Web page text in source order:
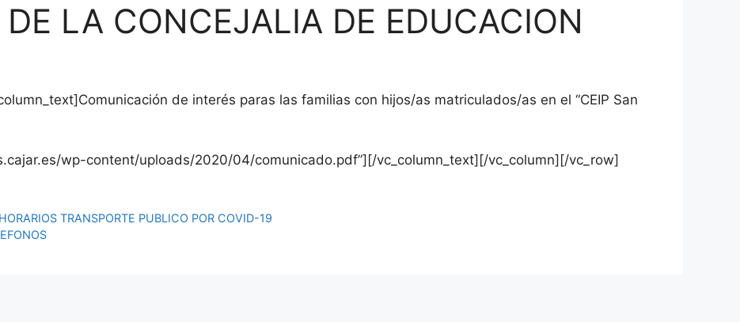
LA CONCEJALIA DE EDUCACION
de interés paras las familias con hijos/as matriculados/as en el “CEIP San
wp-content/uploads/2020/04/comunicado.pdf”][/vc_column_text][/vc_column][/vc_row]
TRANSPORTE PUBLICO POR COVID-19